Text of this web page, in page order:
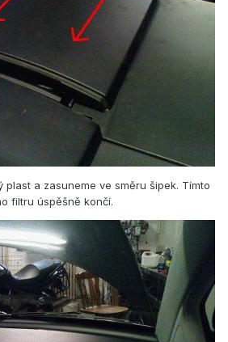
plast a zasuneme ve směru šipek. Tímto
filtru úspěšně končí.